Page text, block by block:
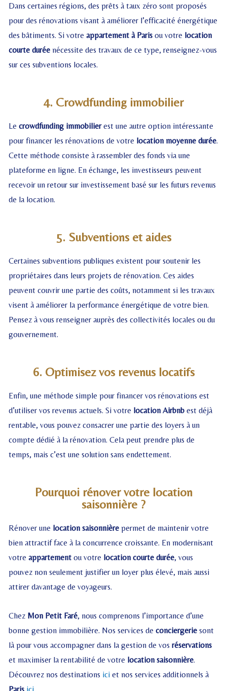
Dans certaines régions, des prêts à taux zéro sont proposés
pour des rénovations visant à améliorer l’efficacité énergétique
des bâtiments. Si votreappartement à Paris ou votre location
courte durée nécessite des travaux de ce type, renseignez-vous
sur ces subventions locales.
4. Crowdfunding immobilier
Lecrowdfunding immobilierest une autre option intéressante
pour financer les rénovations de votre location moyenne durée.
Cette méthode consiste à rassembler des fonds via une
plateforme en ligne. En échange, les investisseurs peuvent
recevoir un retour sur investissement basé sur les futurs revenus
de la location.
5. Subventions et aides
Certaines subventions publiques existent pour soutenir les
propriétaires dans leurs projets de rénovation. Ces aides
peuvent couvrir une partie des coûts, notamment si les travaux
visent à améliorer la performance énergétique de votre bien.
Pensez à vous renseigner auprès des collectivités locales ou du
gouvernement.
6. Optimisez vos revenus locatifs
Enfin, une méthode simple pour financer vos rénovations est
d’utiliser vos revenus actuels. Si votre location Airbnb est déjà
rentable, vous pouvez consacrer une partie des loyers à un
compte dédié à la rénovation. Cela peut prendre plus de
temps, mais c’est une solution sans endettement.
Pourquoi rénover votre location
saisonnière ?
Rénover une location saisonnière permet de maintenir votre
bien attractif face à la concurrence croissante. En modernisant
votreappartement ou votre location courte durée, vous
pouvez non seulement justifier un loyer plus élevé, mais aussi
attirer davantage de voyageurs.
Chez Mon Petit Faré, nous comprenons l’importance d’une
bonne gestion immobilière. Nos services deconciergerie sont
là pour vous accompagner dans la gestion de vosréservations
et maximiser la rentabilité de votre location saisonnière.
Découvrez nos destinations ici et nos services additionnels à
Paris ici